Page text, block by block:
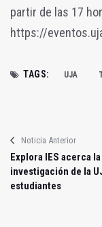
partir de las 17
https://
TAGS: UJA
Noticia Anterior
Explora IES acerca la
investigación de la
estudiantes